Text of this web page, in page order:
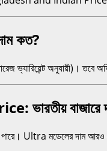
কত?
ভ্যারিয়েন্ট অনুযায়ী)। তবে
বাজারে
Ultra মডেলের দাম আরও